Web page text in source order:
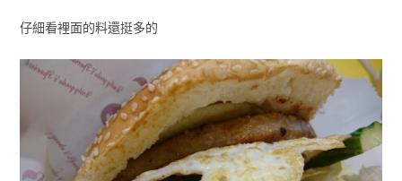
仔細看裡面的料還挺多的